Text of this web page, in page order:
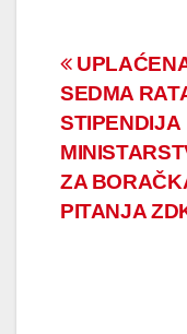
članaka
SEDMA
STIPENDIJA
ZA
PITANJA